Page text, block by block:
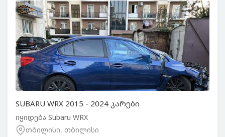
SUBARU WRX 2015 - 2024 კარები
იყიდება Subaru WRX
თბილისი, თბილისი